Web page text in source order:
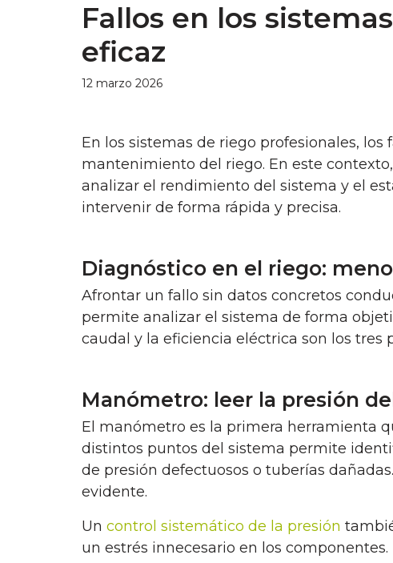
Fallos en los
eficaz
12 marzo 2026
En los sistemas de riego profesionales,
mantenimiento del riego. En este
analizar el rendimiento del sistema y el
intervenir de forma rápida y precisa.
Diagnóstico en el riego:
Afrontar un fallo sin datos concretos
permite analizar el sistema de forma
caudal y la eficiencia eléctrica son los
Manómetro: leer la presión
El manómetro es la primera herramienta
distintos puntos del sistema permite
de presión defectuosos o tuberías
evidente.
Un control sistemático de la presión
un estrés innecesario en los componentes.